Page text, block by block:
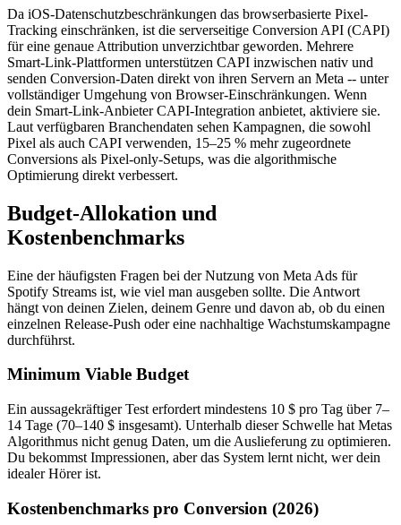
Da iOS-Datenschutzbeschränkungen das browserbasierte Pixel-
Tracking einschränken, ist die serverseitige Conversion API (CAPI)
für eine genaue Attribution unverzichtbar geworden. Mehrere
Smart-Link-Plattformen unterstützen CAPI inzwischen nativ und
senden Conversion-Daten direkt von ihren Servern an Meta -- unter
vollständiger Umgehung von Browser-Einschränkungen. Wenn
dein Smart-Link-Anbieter CAPI-Integration anbietet, aktiviere sie.
Laut verfügbaren Branchendaten sehen Kampagnen, die sowohl
Pixel als auch CAPI verwenden, 15–25 % mehr zugeordnete
Conversions als Pixel-only-Setups, was die algorithmische
Optimierung direkt verbessert.
Budget-Allokation und
Kostenbenchmarks
Eine der häufigsten Fragen bei der Nutzung von Meta Ads für
Spotify Streams ist, wie viel man ausgeben sollte. Die Antwort
hängt von deinen Zielen, deinem Genre und davon ab, ob du einen
einzelnen Release-Push oder eine nachhaltige Wachstumskampagne
durchführst.
Minimum Viable Budget
Ein aussagekräftiger Test erfordert mindestens 10 $ pro Tag über 7–
14 Tage (70–140 $ insgesamt). Unterhalb dieser Schwelle hat Metas
Algorithmus nicht genug Daten, um die Auslieferung zu optimieren.
Du bekommst Impressionen, aber das System lernt nicht, wer dein
idealer Hörer ist.
Kostenbenchmarks pro Conversion (2026)